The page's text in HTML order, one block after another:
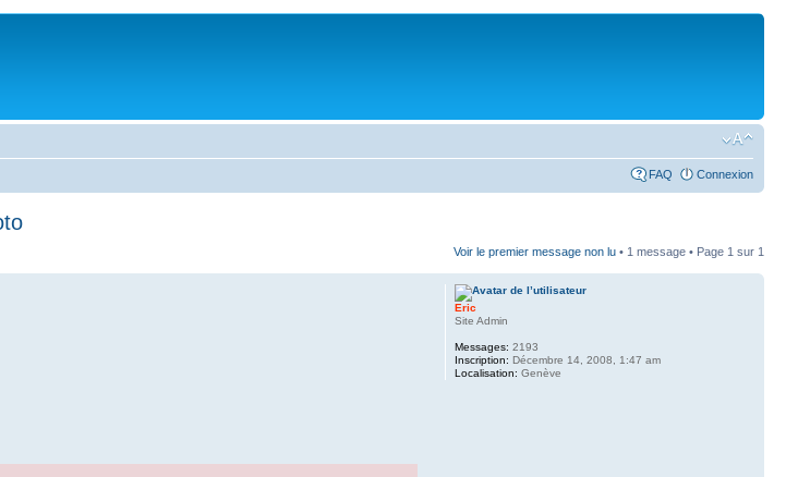
FAQ Connexion
Voir le premier message non lu • 1 message • Page 1 sur 1
Eric
Site Admin
Messages: 2193
Inscription: Décembre 14, 2008, 1:47 am
Localisation: Genève